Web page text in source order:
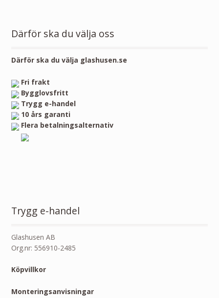
Därför ska du välja oss
Därför ska du välja glashusen.se
Fri frakt
Bygglovsfritt
Trygg e-handel
10 års garanti
Flera betalningsalternativ
Trygg e-handel
Glashusen AB
Org.nr: 556910-2485
Köpvillkor
Monteringsanvisningar